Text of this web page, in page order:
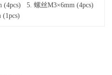
(4pcs) 5. 螺丝M3×6mm (4pcs)
(1pcs)